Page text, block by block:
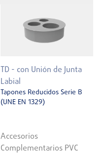
TD - con Unión de Junta
Labial
Tapones Reducidos Serie B
(UNE EN 1329)
Accesorios
Complementarios PVC